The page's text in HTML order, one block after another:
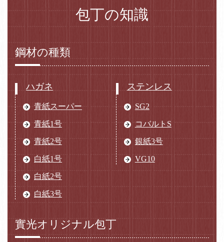
包丁の知識
鋼材の種類
ハガネ
青紙スーパー
青紙1号
青紙2号
白紙1号
白紙2号
白紙3号
ステンレス
SG2
コバルトS
銀紙3号
VG10
實光オリジナル包丁